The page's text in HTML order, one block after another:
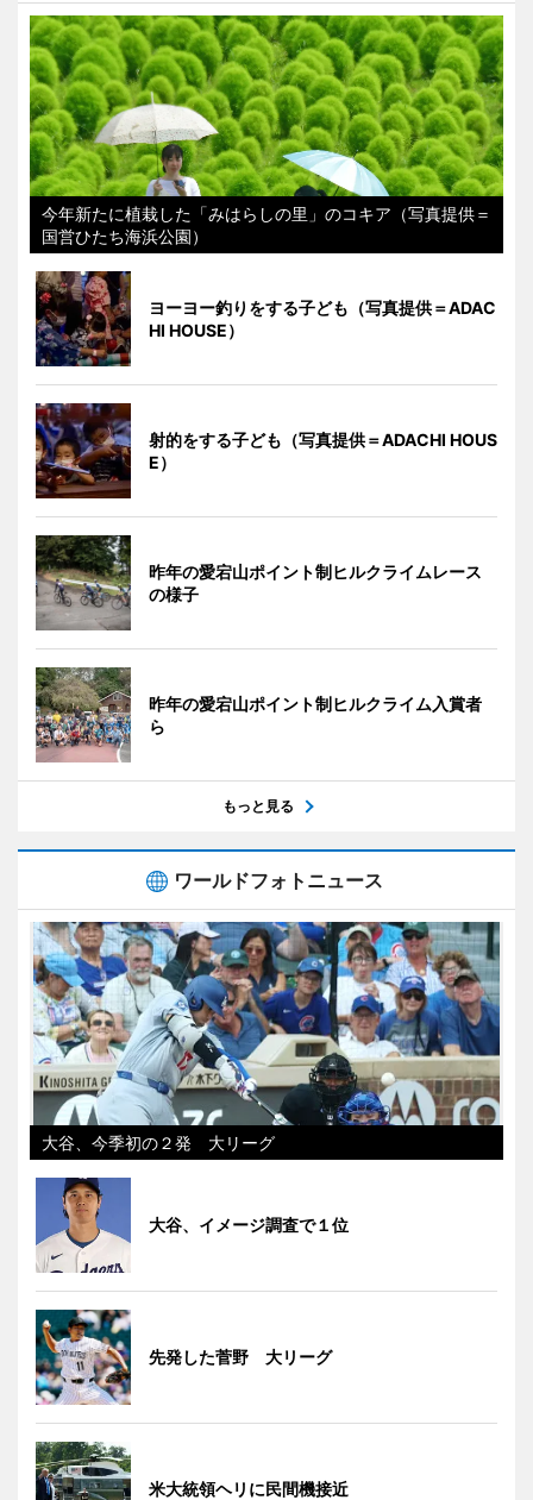
今年新たに植栽した「みはらしの里」のコキア（写真提供＝
国営ひたち海浜公園）
ヨーヨー釣りをする子ども（写真提供＝ADAC
HI HOUSE）
射的をする子ども（写真提供＝ADACHI HOUS
E）
昨年の愛宕山ポイント制ヒルクライムレース
の様子
昨年の愛宕山ポイント制ヒルクライム入賞者
ら
もっと見る
ワールドフォトニュース
大谷、今季初の２発 大リーグ
大谷、イメージ調査で１位
先発した菅野 大リーグ
米大統領ヘリに民間機接近